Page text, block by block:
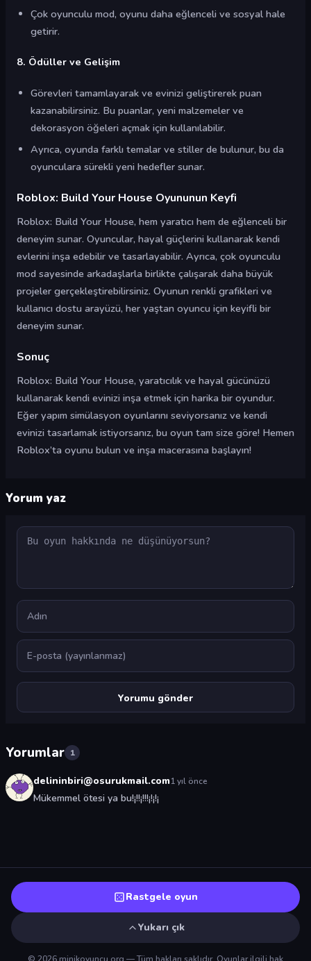
Çok oyunculu mod, oyunu daha eğlenceli ve sosyal hale
getirir.
8. Ödüller ve Gelişim
Görevleri tamamlayarak ve evinizi geliştirerek puan
kazanabilirsiniz. Bu puanlar, yeni malzemeler ve
dekorasyon öğeleri açmak için kullanılabilir.
Ayrıca, oyunda farklı temalar ve stiller de bulunur, bu da
oyunculara sürekli yeni hedefler sunar.
Roblox: Build Your House Oyununun Keyfi
Roblox: Build Your House, hem yaratıcı hem de eğlenceli bir
deneyim sunar. Oyuncular, hayal güçlerini kullanarak kendi
evlerini inşa edebilir ve tasarlayabilir. Ayrıca, çok oyunculu
mod sayesinde arkadaşlarla birlikte çalışarak daha büyük
projeler gerçekleştirebilirsiniz. Oyunun renkli grafikleri ve
kullanıcı dostu arayüzü, her yaştan oyuncu için keyifli bir
deneyim sunar.
Sonuç
Roblox: Build Your House, yaratıcılık ve hayal gücünüzü
kullanarak kendi evinizi inşa etmek için harika bir oyundur.
Eğer yapım simülasyon oyunlarını seviyorsanız ve kendi
evinizi tasarlamak istiyorsanız, bu oyun tam size göre! Hemen
Roblox’ta oyunu bulun ve inşa macerasına başlayın!
Yorum yaz
Yorum
Ad
E-posta
Yorumlar 1
delininbiri@osurukmail.com1 yıl önce
Mükemmel ötesi ya bu!¡!!¡!!!¡!¡!¡
Rastgele oyun
Yukarı çık
© 2026 minikoyuncu.org — Tüm hakları saklıdır. Oyunlar ilgili hak